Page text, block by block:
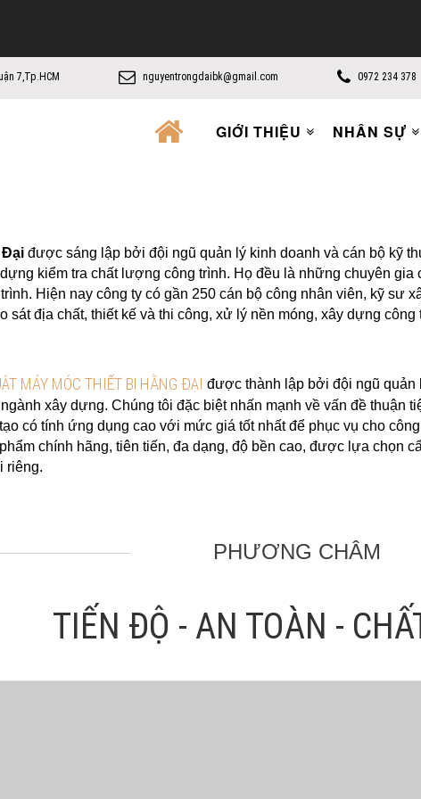
7,Tp.HCM nguyentrongdaibk@gmail.com 0972 234 378
GIỚI THIỆU NHÂN SỰ
Đại được sáng lập bởi đội ngũ quản lý kinh doanh và cán bộ kỹ
kiểm tra chất lượng công trình. Họ đều là những chuyên
Hiện nay công ty có gần 250 cán bộ công nhân viên, kỹ sư
sát địa chất, thiết kế và thi công, xử lý nền móng, xây dựng công
MÁY MÓC THIẾT BỊ HẰNG ĐẠI được thành lập bởi đội ngũ quản
xây dựng. Chúng tôi đặc biệt nhấn mạnh về vấn đề thuận
có tính ứng dụng cao với mức giá tốt nhất để phục vụ cho
chính hãng, tiên tiến, đa dạng, độ bền cao, được lựa chọn
riêng.
PHƯƠNG CHÂM
TIẾN ĐỘ - AN TOÀN -